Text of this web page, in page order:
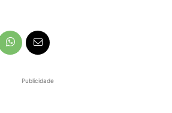
Publicidade